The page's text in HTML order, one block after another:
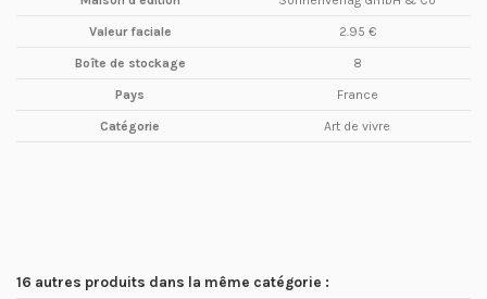
Valeur faciale 2.95 €
Boîte de stockage 8
Pays France
Catégorie Art de vivre
16 autres produits dans la même catégorie :